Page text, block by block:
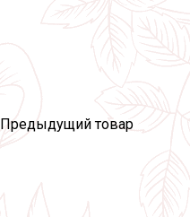
Предыдущий товар